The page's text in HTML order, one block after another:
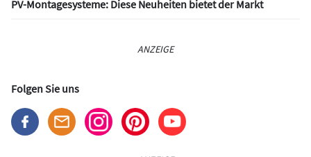
PV-Montagesysteme: Diese Neuheiten bietet der Markt
ANZEIGE
Folgen Sie uns